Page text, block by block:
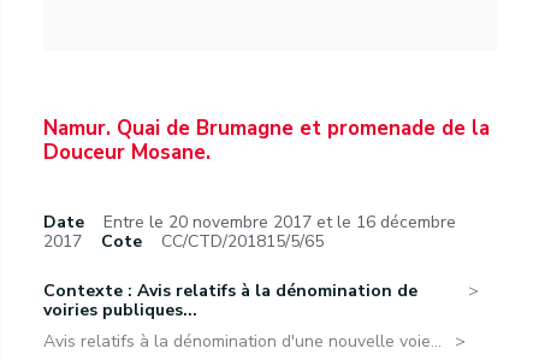
Namur. Quai de Brumagne et promenade de la
Douceur Mosane.
Date
Entre le 20 novembre 2017 et le 16 décembre
2017
Cote CC/CTD/201815/5/65
Contexte : Avis relatifs à la dénomination de
voiries publiques...
Avis relatifs à la dénomination d'une nouvelle voie...